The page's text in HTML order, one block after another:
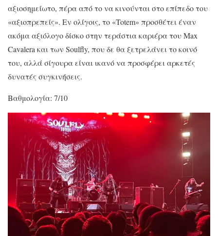
αξιοσημείωτο, πέρα από το να κινούνται στο επίπεδο του
«αξιοπρεπείς». Εν ολίγοις, το «Totem» προσθέτει έναν
ακόμα αξιόλογο δίσκο στην τεράστια καριέρα του Max
Cavalera και των Soulfly, που δε θα ξετρελάνει το κοινό
του, αλλά σίγουρα είναι ικανό να προσφέρει αρκετές
δυνατές συγκινήσεις.
Βαθμολογία: 7/10